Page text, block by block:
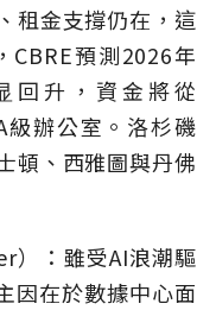
租金支撐仍在，這
預測2026年
回升，資金將從
級辦公室。洛杉磯
頓、西雅圖與丹佛
）：雖受AI浪潮驅
因在於數據中心面